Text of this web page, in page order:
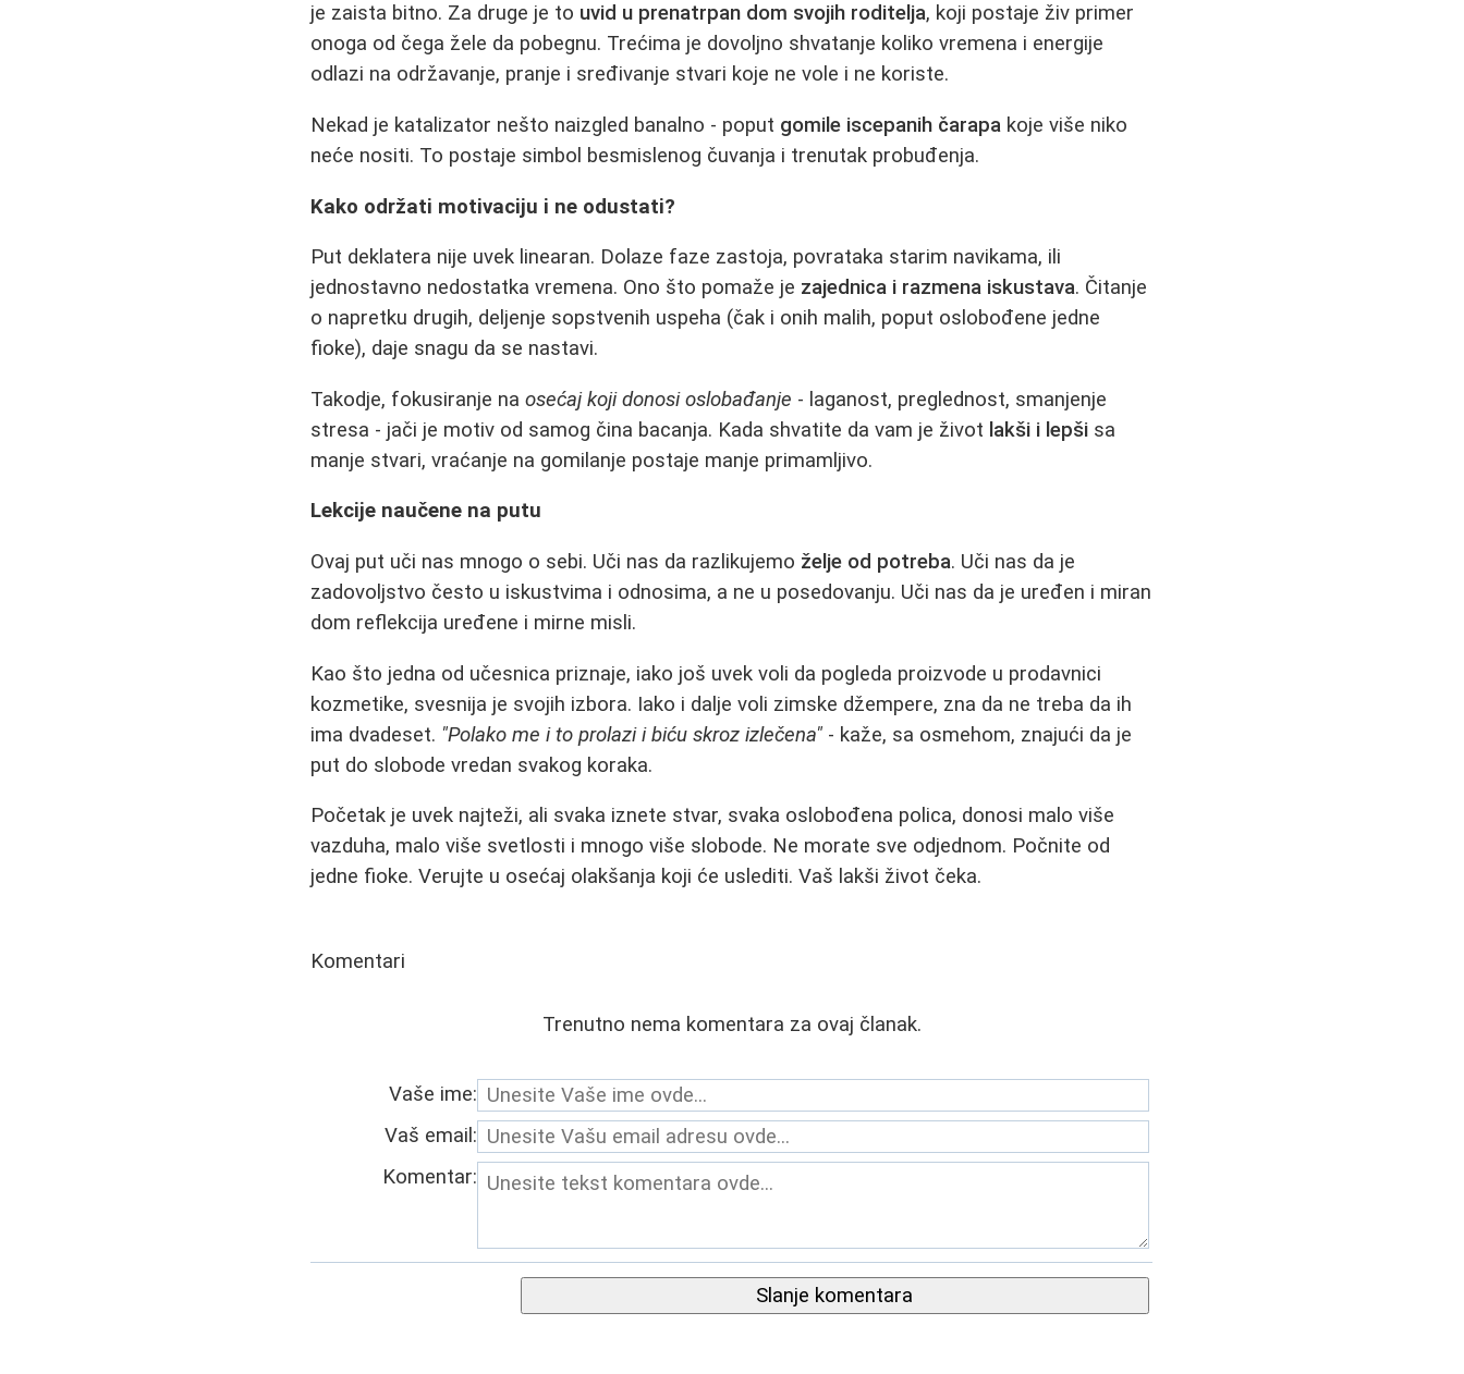
je zaista bitno. Za druge je to uvid u prenatrpan dom svojih roditelja, koji postaje živ primer
onoga od čega žele da pobegnu. Trećima je dovoljno shvatanje koliko vremena i energije
odlazi na održavanje, pranje i sređivanje stvari koje ne vole i ne koriste.
Nekad je katalizator nešto naizgled banalno - poput gomile iscepanih čarapa koje više niko
neće nositi. To postaje simbol besmislenog čuvanja i trenutak probuđenja.
Kako održati motivaciju i ne odustati?
Put deklatera nije uvek linearan. Dolaze faze zastoja, povrataka starim navikama, ili
jednostavno nedostatka vremena. Ono što pomaže je zajednica i razmena iskustava. Čitanje
o napretku drugih, deljenje sopstvenih uspeha (čak i onih malih, poput oslobođene jedne
fioke), daje snagu da se nastavi.
Takodje, fokusiranje naosećaj koji donosi oslobađanje - laganost, preglednost, smanjenje
stresa - jači je motiv od samog čina bacanja. Kada shvatite da vam je život lakši i lepši sa
manje stvari, vraćanje na gomilanje postaje manje primamljivo.
Lekcije naučene na putu
Ovaj put uči nas mnogo o sebi. Uči nas da razlikujemo želje od potreba. Uči nas da je
zadovoljstvo često u iskustvima i odnosima, a ne u posedovanju. Uči nas da je uređen i miran
dom reflekcija uređene i mirne misli.
Kao što jedna od učesnica priznaje, iako još uvek voli da pogleda proizvode u prodavnici
kozmetike, svesnija je svojih izbora. Iako i dalje voli zimske džempere, zna da ne treba da ih
ima dvadeset. "Polako me i to prolazi i biću skroz izlečena" - kaže, sa osmehom, znajući da je
put do slobode vredan svakog koraka.
Početak je uvek najteži, ali svaka iznete stvar, svaka oslobođena polica, donosi malo više
vazduha, malo više svetlosti i mnogo više slobode. Ne morate sve odjednom. Počnite od
jedne fioke. Verujte u osećaj olakšanja koji će uslediti. Vaš lakši život čeka.
Komentari
Trenutno nema komentara za ovaj članak.
Vaše ime:
Vaš email:
Komentar:
Slanje komentara